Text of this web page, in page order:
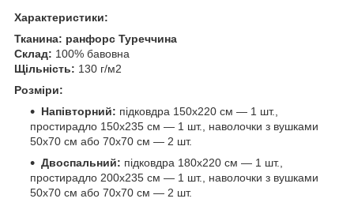
Характеристики:
Тканина: ранфорс Туреччина
Склад: 100% бавовна
Щільність: 130 г/м2
Розміри:
Напівторний: підковдра 150х220 см — 1 шт.,
простирадло 150х235 см — 1 шт., наволочки з вушками
50х70 см або 70х70 см — 2 шт.
Двоспальний: підковдра 180х220 см — 1 шт.,
простирадло 200х235 см — 1 шт., наволочки з вушками
50х70 см або 70х70 см — 2 шт.